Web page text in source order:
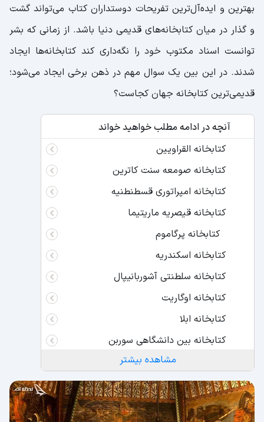
بهترین و ایده‌آل‌ترین تفریحات دوستداران کتاب می‌تواند گشت
و گذار در میان کتابخانه‌های قدیمی دنیا باشد. از زمانی که بشر
توانست اسناد مکتوب خود را نگه‌داری کند کتابخانه‌ها ایجاد
شدند. در این بین یک سوال مهم در ذهن برخی ایجاد می‌شود؛
قدیمی‌ترین کتابخانه جهان کجاست؟
آنچه در ادامه مطلب خواهید خواند
کتابخانه القراویین
کتابخانه صومعه سنت کاترین
کتابخانه امپراتوری قسطنطنیه
کتابخانه قیصریه ماریتیما
کتابخانه پرگاموم
کتابخانه اسکندریه
کتابخانه سلطنتی آشوربانیپال
کتابخانه اوگاریت
کتابخانه ابلا
کتابخانه بین دانشگاهی سوربن
کتابخانه ملی فرانسه
قدیمی ترین کتابخانه جهان چه نام دارد؟
مشاهده بیشتر